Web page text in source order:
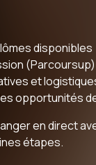
disponibles
(Parcoursup)
et
opportunités
en direct
étapes.